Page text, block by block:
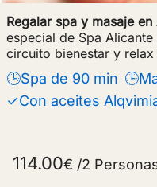
Regalar spa y masaje en
especial de Spa
circuito bienestar y
🕒Spa de 90 min
✓Con aceites
114.00€ /2